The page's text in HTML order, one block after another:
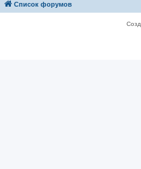
Список форумов